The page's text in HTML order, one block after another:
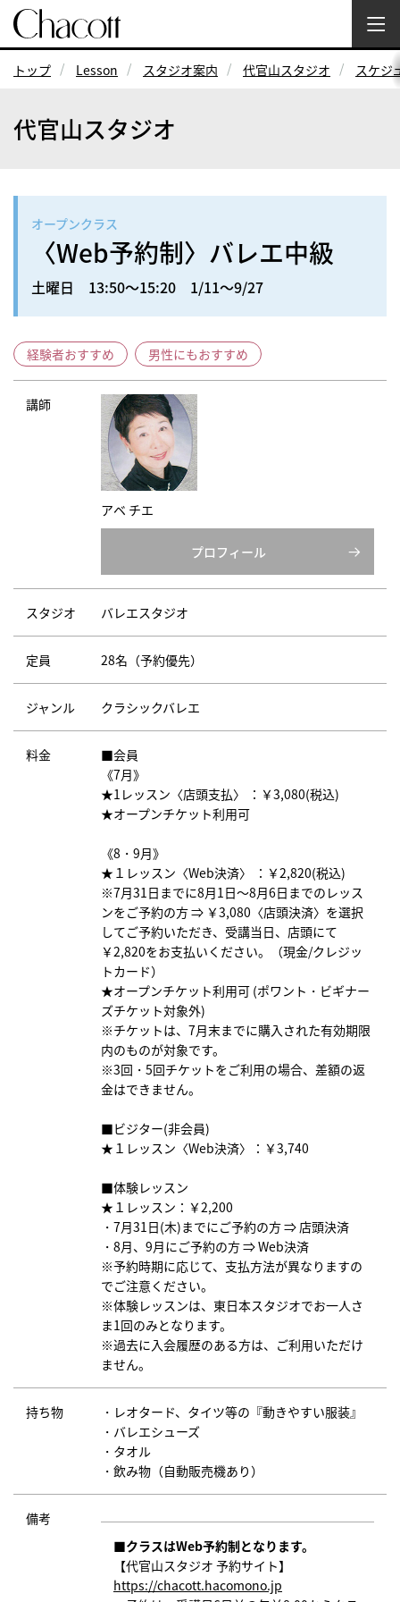
トップ Lesson スタジオ案内 代官山スタジオ スケジ
代官山スタジオ
オープンクラス
〈Web予約制〉バレエ中級
土曜日 13:50～15:20 1/11～9/27
経験者おすすめ 男性にもおすすめ
講師
アベ チエ
プロフィール
スタジオ バレエスタジオ
定員 28名（予約優先）
ジャンル クラシックバレエ
料金
■会員
《7月》
★1レッスン〈店頭支払〉 ：￥3,080(税込)
★オープンチケット利用可
《8・9月》
★１レッスン〈Web決済〉 ：￥2,820(税込)
※7月31日までに8月1日～8月6日までのレッス
ンをご予約の方 ⇒ ￥3,080〈店頭決済〉を選択
してご予約いただき、受講当日、店頭にて
￥2,820をお支払いください。（現金/クレジッ
トカード）
★オープンチケット利用可 (ポワント・ビギナー
ズチケット対象外)
※チケットは、7月末までに購入された有効期限
内のものが対象です。
※3回・5回チケットをご利用の場合、差額の返
金はできません。
■ビジター(非会員)
★１レッスン〈Web決済〉：￥3,740
■体験レッスン
★１レッスン：￥2,200
・7月31日(木)までにご予約の方 ⇒ 店頭決済
・8月、9月にご予約の方 ⇒ Web決済
※予約時期に応じて、支払方法が異なりますの
でご注意ください。
※体験レッスンは、東日本スタジオでお一人さ
ま1回のみとなります。
※過去に入会履歴のある方は、ご利用いただけ
ません。
持ち物
・レオタード、タイツ等の『動きやすい服装』
・バレエシューズ
・タオル
・飲み物（自動販売機あり）
備考
■クラスはWeb予約制となります。
【代官山スタジオ 予約サイト】
https://chacott.hacomono.jp